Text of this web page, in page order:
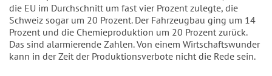
die EU im Durchschnitt um fast vier Prozent zulegte, die
Schweiz sogar um 20 Prozent. Der Fahrzeugbau ging um 14
Prozent und die Chemieproduktion um 20 Prozent zurück.
Das sind alarmierende Zahlen. Von einem Wirtschaftswunder
kann in der Zeit der Produktionsverbote nicht die Rede sein.